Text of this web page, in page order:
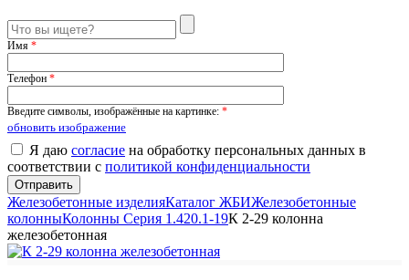
Имя *
Телефон *
Введите символы, изображённые на картинке: *
обновить изображение
Я даю согласие на обработку персональных данных в
соответствии с политикой конфиденциальности
Железобетонные изделияКаталог ЖБИЖелезобетонные
колонныКолонны Серия 1.420.1-19К 2-29 колонна
железобетонная